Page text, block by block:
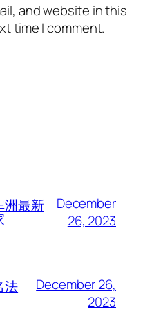
and website in this
time I comment.
洲最新
December
26, 2023
法
December 26,
2023